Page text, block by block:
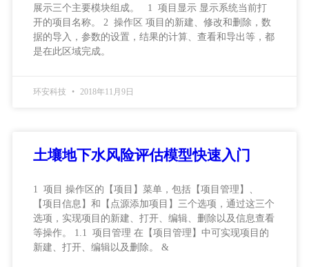
展示三个主要模块组成。 1 项目显示 显示系统当前打
开的项目名称。 2 操作区 项目的新建、修改和删除，数
据的导入，参数的设置，结果的计算、查看和导出等，都
是在此区域完成。
环安科技 2018年11月9日
土壤地下水风险评估模型快速入门
1 项目 操作区的【项目】菜单，包括【项目管理】、
【项目信息】和【点源添加项目】三个选项，通过这三个
选项，实现项目的新建、打开、编辑、删除以及信息查看
等操作。 1.1 项目管理 在【项目管理】中可实现项目的
新建、打开、编辑以及删除。 &